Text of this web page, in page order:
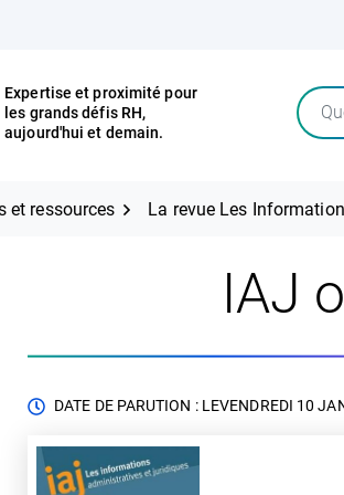
Couronne
Expertise et proximité pour
les grands défis RH,
aujourd'hui et demain.
pour
RH,
et ressources La revue Les
IAJ
DATE DE PARUTION : LEVENDREDI 10